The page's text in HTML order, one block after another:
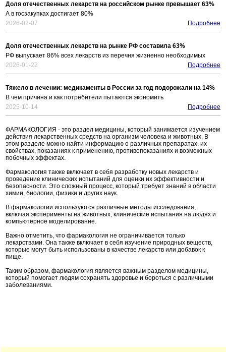
Доля отечественных лекарств на российском рынке превышает 63%
А в госзакупках достигает 80%
2026-02-07
Подробнее
Доля отечественных лекарств на рынке РФ составила 63%
РФ выпускает 86% всех лекарств из перечня жизненно необходимых
2026-01-22
Подробнее
Тяжело в лечении: медикаменты в России за год подорожали на 14%
В чем причина и как потребители пытаются экономить
2025-10-14
Подробнее
ФАРМАКОЛОГИЯ - это раздел медицины, который занимается изучением
действия лекарственных средств на организм человека и животных. В
этом разделе можно найти информацию о различных препаратах, их
свойствах, показаниях к применению, противопоказаниях и возможных
побочных эффектах.
Фармакология также включает в себя разработку новых лекарств и
проведение клинических испытаний для оценки их эффективности и
безопасности. Это сложный процесс, который требует знаний в области
химии, биологии, физики и других наук.
В фармакологии используются различные методы исследования,
включая эксперименты на животных, клинические испытания на людях и
компьютерное моделирование.
Важно отметить, что фармакология не ограничивается только
лекарствами. Она также включает в себя изучение природных веществ,
которые могут быть использованы в качестве лекарств или добавок к
пище.
Таким образом, фармакология является важным разделом медицины,
который помогает людям сохранять здоровье и бороться с различными
заболеваниями.